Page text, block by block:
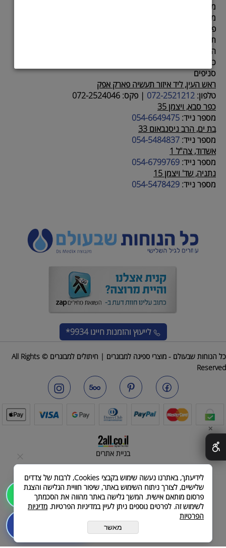
מוצרים נוספים
מיטות סיעודיות
פדים סופגים למבוגרים
תחתונים לבריחת שתן
הליכונים
כורסאות קימה
סניפים
ראש העין, ליד איזור תעשיה פארק אפק
טלפון: 072-2521212
| פקס:
כפר סבא, ויצמן 35
מספר נייד: 054-6649475
בת ים, הרב ניסנבאום 33
מספר נייד: 054-5484837
אשדוד, צה"ל 1
מספר נייד: 054-6799769
נתניה, שד' ויצמן 15
מספר נייד: 054-5478429
לייעוץ והזמנותחייגו 9934*
כל הנוחות שבעולם - מוצרי ספיגה למבוגרים | חיתולים למבוגרים © All Rights
Reserved
בניית אתרים
✕
לידיעתך, באתרנו נעשה שימוש בקבצי Cookies, לרבות של צדדים
שלישיים, לצורך ניתוח השימוש באתר, שיפור חוויית הגלישה והצגת
פרסום מותאם אישית. המשך גלישה באתר מהווה את הסכמתך
לשימוש זה. לפרטים נוספים ניתן לעיין במדיניות הפרטיות. מדיניות
הפרטיות
מאשר
שלחו הודעה